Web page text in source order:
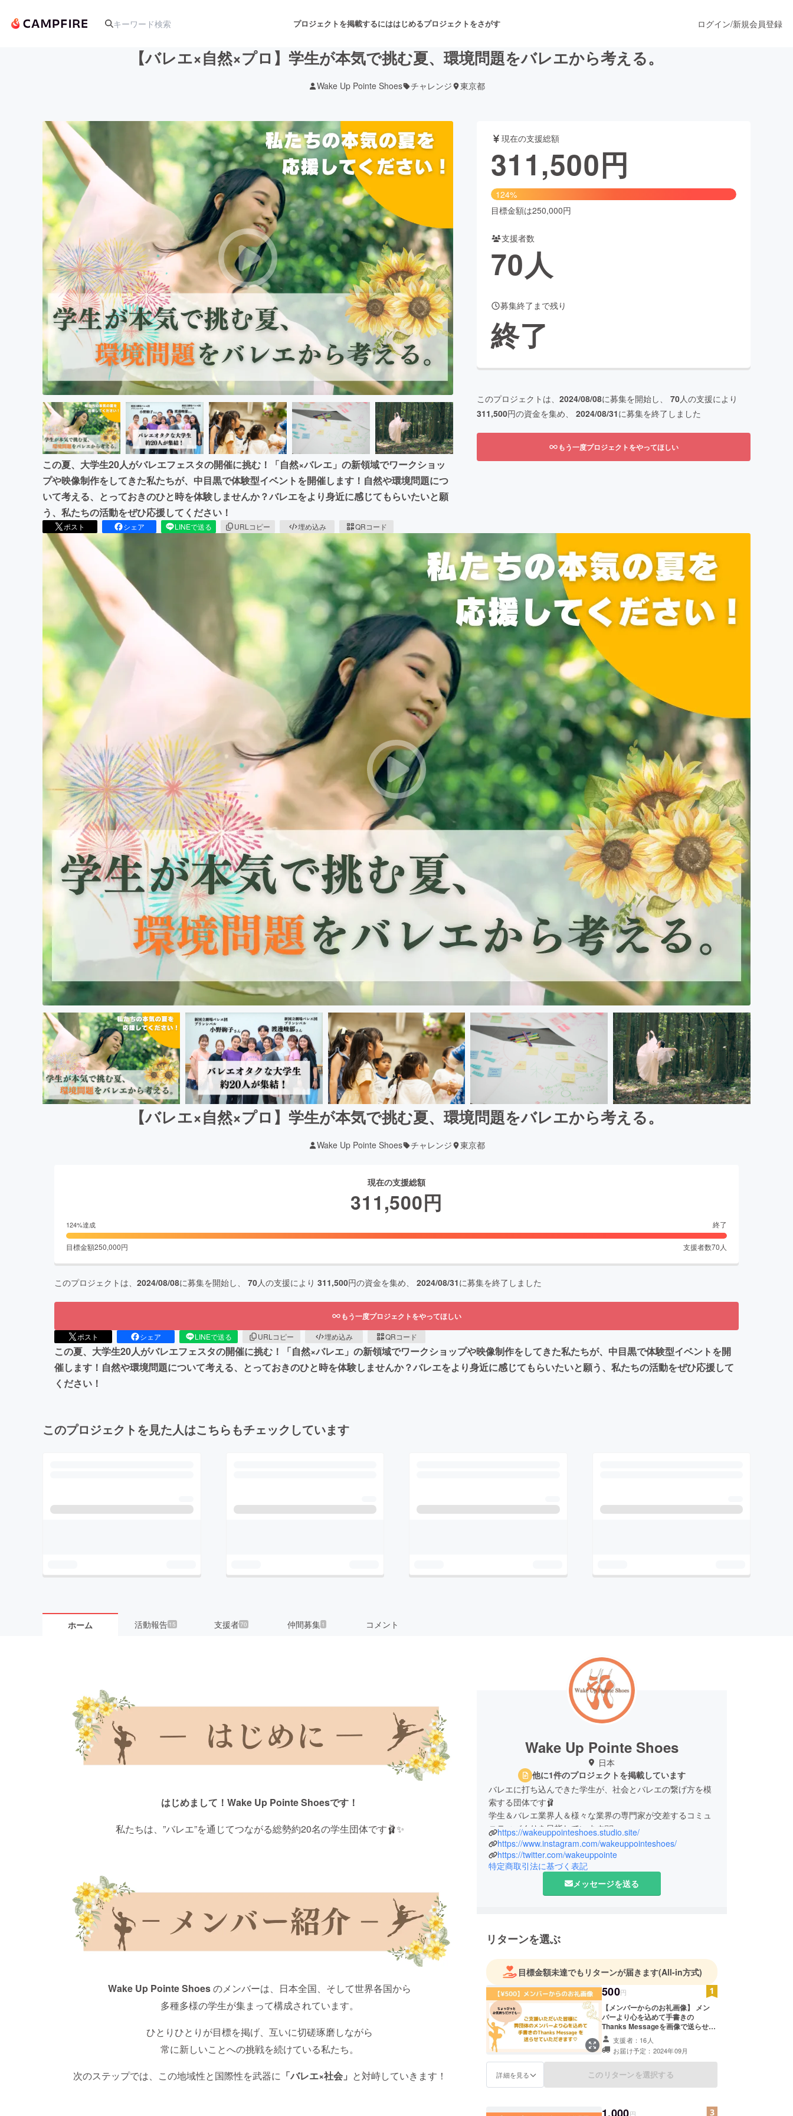
プロジェクトを掲載するにははじめるプロジェクトをさがす
アート・写真 音楽 舞台・パフォーマンス
テクノロジー・ガジェット ゲーム・サービス開発 フード・飲食店 ファッション
映像・映画 書籍・雑誌出版
ビジネス・起業 チャレンジ ビューティー・ヘルスケア
まちづくり・地域活性化
CAMPFIRE for Social GoodCAMPFIRE Creation
CAMPFIREふるさと納税machi-yaコミュニティ
ログイン/新規会員登録
【バレエ×自然×プロ】学生が本気で挑む夏、環境問題をバレエから考える。
Wake Up Pointe Shoes チャレンジ 東京都
この夏、大学生20人がバレエフェスタの開催に挑む！「自然×バレエ」の新領域でワークショッ
プや映像制作をしてきた私たちが、中目黒で体験型イベントを開催します！自然や環境問題につ
いて考える、とっておきのひと時を体験しませんか？バレエをより身近に感じてもらいたいと願
う、私たちの活動をぜひ応援してください！
ポスト シェア LINEで送る URLコピー 埋め込み QRコード
現在の支援総額
311,500円
124%
目標金額は250,000円
支援者数
70人
募集終了まで残り
終了
このプロジェクトは、 2024/08/08に募集を開始し、 70人の支援により
311,500円の資金を集め、 2024/08/31に募集を終了しました
もう一度プロジェクトをやってほしい
【バレエ×自然×プロ】学生が本気で挑む夏、環境問題をバレエから考える。
Wake Up Pointe Shoes チャレンジ 東京都
現在の支援総額
311,500円
124%達成 終了
目標金額250,000円 支援者数70 人
このプロジェクトは、 2024/08/08に募集を開始し、 70人の支援により 311,500円の資金を集め、 2024/08/31に募集を終了しました
もう一度プロジェクトをやってほしい
ポスト シェア LINEで送る URLコピー 埋め込み QRコード
この夏、大学生20人がバレエフェスタの開催に挑む！「自然×バレエ」の新領域でワークショップや映像制作をしてきた私たちが、中目黒で体験型イベントを開
催します！自然や環境問題について考える、とっておきのひと時を体験しませんか？バレエをより身近に感じてもらいたいと願う、私たちの活動をぜひ応援して
ください！
このプロジェクトを見た人はこちらもチェックしています
ホーム 活動報告 15 支援者70 仲間募集 1 コメント
はじめまして！Wake Up Pointe Shoesです！
私たちは、”バレエ”を通じてつながる総勢約20名の学生団体です🩰✨
Wake Up Pointe Shoesのメンバーは、日本全国、そして世界各国から
多種多様の学生が集まって構成されています。
ひとりひとりが目標を掲げ、互いに切磋琢磨しながら
常に新しいことへの挑戦を続けている私たち。
次のステップでは、この地域性と国際性を武器に 「バレエ×社会」 と対峙していきます！
Wake Up Pointe Shoes
日本
他に1件のプロジェクトを掲載しています
バレエに打ち込んできた学生が、社会とバレエの繋げ方を模
索する団体です🩰
学生＆バレエ業界人＆様々な業界の専門家が交差するコミュ
ニティづくりを目指しています❤️‍🔥
https://wakeuppointeshoes.studio.site/
https://www.instagram.com/wakeuppointeshoes/
https://twitter.com/wakeuppointe
特定商取引法に基づく表記
メッセージを送る
リターンを選ぶ
目標金額未達でもリターンが届きます(All-in方式)
500円
【メンバーからのお礼画像】 メン
バーより心を込めて手書きの
Thanks Messageを画像で送らせて
いただきます♡ お気持ちのご支援を
お願いします！ ＊完全オリジナル
＊画像内にお名前を入れさせていた
だきます。備考欄にてお伝えくださ
い。 ＊本プロジェクトの募集が終了
支援者：16人
お届け予定：2024年09月
詳細を見る このリターンを選択する
円